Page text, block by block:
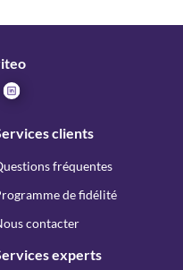
clients
fréquentes
de fidélité
contacter
experts